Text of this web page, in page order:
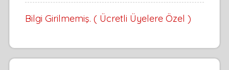
Bilgi Girilmemiş. ( Ücretli Üyelere Özel )